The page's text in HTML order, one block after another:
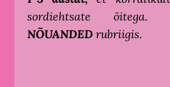
sordiehtsate õitega.
NÕUANDED rubriigis.